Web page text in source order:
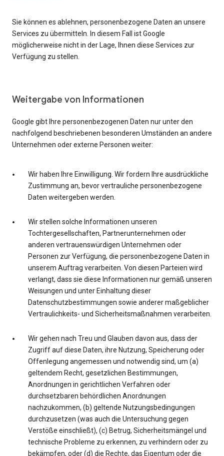
Sie können es ablehnen, personenbezogene Daten an unsere
Services zu übermitteln. In diesem Fall ist Google
möglicherweise nicht in der Lage, Ihnen diese Services zur
Verfügung zu stellen.
Weitergabe von Informationen
Google gibt Ihre personenbezogenen Daten nur unter den
nachfolgend beschriebenen besonderen Umständen an andere
Unternehmen oder externe Personen weiter:
Wir haben Ihre Einwilligung. Wir fordern Ihre ausdrückliche
Zustimmung an, bevor vertrauliche personenbezogene
Daten weitergeben werden.
Wir stellen solche Informationen unseren
Tochtergesellschaften, Partnerunternehmen oder
anderen vertrauenswürdigen Unternehmen oder
Personen zur Verfügung, die personenbezogene Daten in
unserem Auftrag verarbeiten. Von diesen Parteien wird
verlangt, dass sie diese Informationen nur gemäß unseren
Weisungen und unter Einhaltung dieser
Datenschutzbestimmungen sowie anderer maßgeblicher
Vertraulichkeits- und Sicherheitsmaßnahmen verarbeiten.
Wir gehen nach Treu und Glauben davon aus, dass der
Zugriff auf diese Daten, ihre Nutzung, Speicherung oder
Offenlegung angemessen und notwendig sind, um (a)
geltendem Recht, gesetzlichen Bestimmungen,
Anordnungen in gerichtlichen Verfahren oder
durchsetzbaren behördlichen Anordnungen
nachzukommen, (b) geltende Nutzungsbedingungen
durchzusetzen (was auch die Untersuchung gegen
Verstöße einschließt), (c) Betrug, Sicherheitsmängel und
technische Probleme zu erkennen, zu verhindern oder zu
bekämpfen, oder (d) die Rechte, das Eigentum oder die